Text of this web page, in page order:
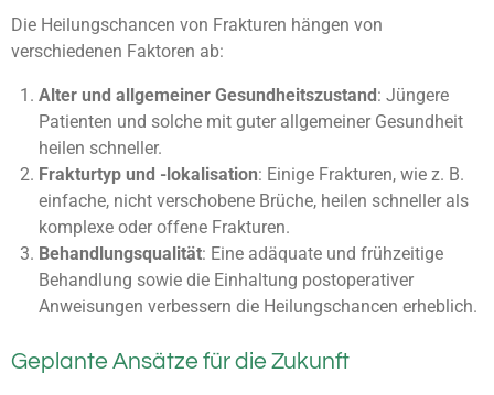
Die Heilungschancen von Frakturen hängen von
verschiedenen Faktoren ab:
Alter und allgemeiner Gesundheitszustand : Jüngere
Patienten und solche mit guter allgemeiner Gesundheit
heilen schneller.
Frakturtyp und -lokalisation: Einige Frakturen, wie z. B.
einfache, nicht verschobene Brüche, heilen schneller als
komplexe oder offene Frakturen.
Behandlungsqualität: Eine adäquate und frühzeitige
Behandlung sowie die Einhaltung postoperativer
Anweisungen verbessern die Heilungschancen erheblich.
Geplante Ansätze für die Zukunft